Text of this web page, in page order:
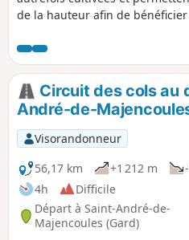
de la hauteur afin de
partie de cette randonnée se
des chênes verts et des
s'imagine voyager dans le
ces paysages typiquement
Circuit des cols au
André-de-
Visorandonneur
56,17 km
+1 212 m
4h
Difficile
Départ à Saint-André-de-
Majencoules (Gard)